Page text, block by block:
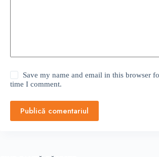
Save my name and email in this browser
time I comment.
Publică comentariul